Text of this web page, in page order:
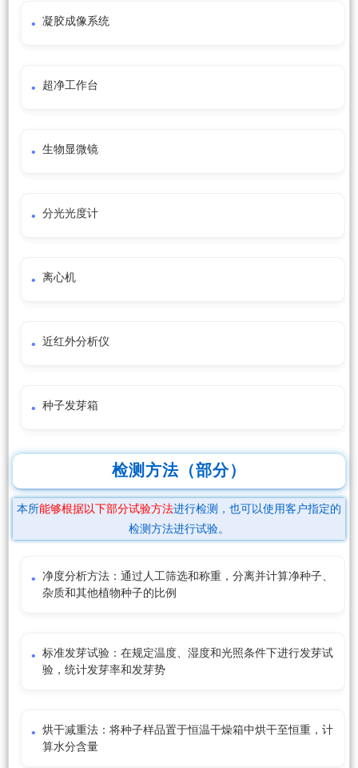
凝胶成像系统
超净工作台
生物显微镜
分光光度计
离心机
近红外分析仪
种子发芽箱
检测方法（部分）
本所能够根据以下部分试验方法进行检测，也可以使用客户指定的
检测方法进行试验。
净度分析方法：通过人工筛选和称重，分离并计算净种子、
杂质和其他植物种子的比例
标准发芽试验：在规定温度、湿度和光照条件下进行发芽试
验，统计发芽率和发芽势
烘干减重法：将种子样品置于恒温干燥箱中烘干至恒重，计
算水分含量